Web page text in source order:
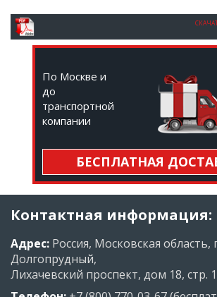
По Москве и
до
транспортной
компании
БЕСПЛАТНАЯ
Контактная информация:
Адрес: Россия, Московская область,
Долгопрудный,
Лихачевский проспект, дом 18, стр.